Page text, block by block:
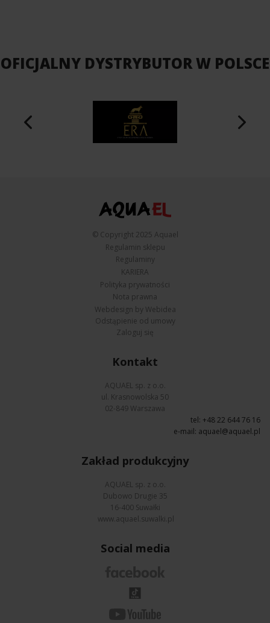
OFICJALNY DYSTRYBUTOR W POLSCE
© Copyright 2025 Aquael
Regulamin sklepu
Regulaminy
KARIERA
Polityka prywatności
Nota prawna
Webdesign by Webidea
Odstąpienie od umowy
Zaloguj się
Kontakt
AQUAEL sp. z o.o.
ul. Krasnowolska 50
02-849 Warszawa
tel: +48 22 644 76 16
e-mail: aquael@aquael.pl
Zakład produkcyjny
AQUAEL sp. z o.o.
Dubowo Drugie 35
16-400 Suwałki
www.aquael.suwalki.pl
Social media